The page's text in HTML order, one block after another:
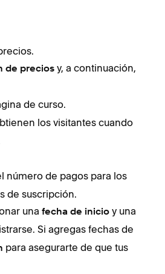
de precios y, a continuación,
de curso.
los visitantes cuando
número de pagos para los
de suscripción.
una fecha de inicio y una
Si agregas fechas de
para asegurarte de que tus